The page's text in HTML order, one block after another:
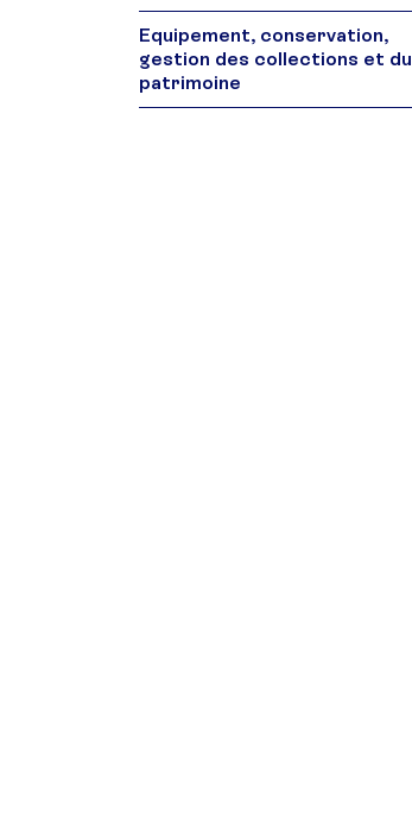
Equipement, conservation,
gestion des collections et du
patrimoine